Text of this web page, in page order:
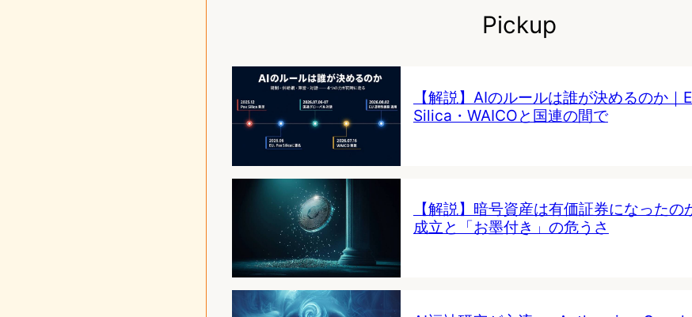
Pickup
【解説】AIのルールは誰が決めるのか
Silica・WAICOと国連の間で
【解説】暗号資産は有価証券になった
成立と「お墨付き」の危うさ